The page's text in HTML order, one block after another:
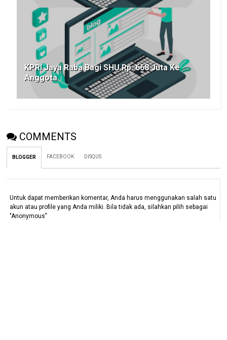
KPRI Jaya Raba Bagi SHU Rp. 668 Juta Ke
Anggota
COMMENTS
BLOGGER FACEBOOK DISQUS
Untuk dapat memberikan komentar, Anda harus menggunakan salah satu
akun atau profile yang Anda miliki. Bila tidak ada, silahkan pilih sebagai
"Anonymous"